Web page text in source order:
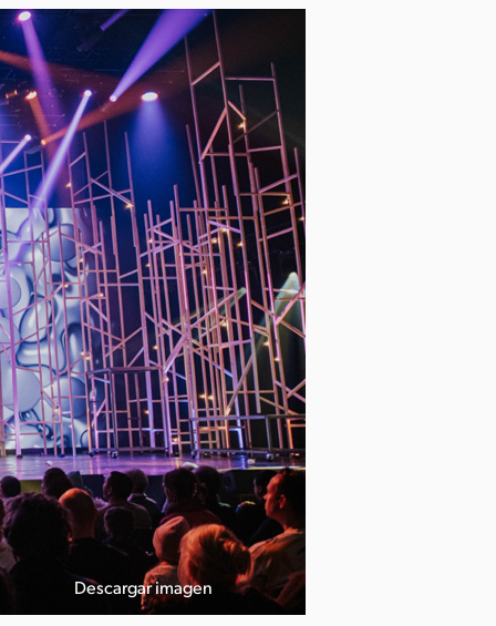
Descargar imagen